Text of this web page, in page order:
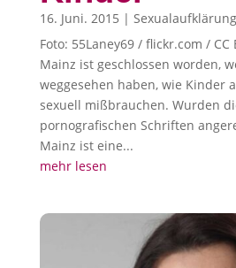
16. Juni. 2015 | Sexualaufklärung
Foto: 55Laney69 / flickr.com / CC
Mainz ist geschlossen worden,
weggesehen haben, wie Kinder
sexuell mißbrauchen. Wurden
pornografischen Schriften
Mainz ist eine...
mehr lesen